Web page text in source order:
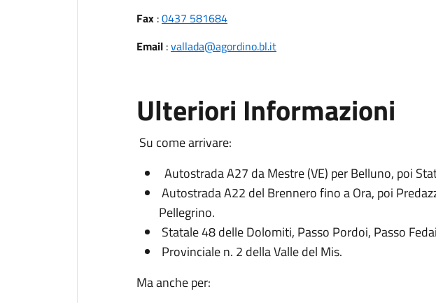
Fax:0437 581684
Email:vallada@agordino.bl.it
Ulteriori Informazioni
Su come arrivare:
Autostrada A27 da Mestre (VE) per Belluno, poi
Autostrada A22 del Brennero fino a Ora, poi
Pellegrino.
Statale 48 delle Dolomiti, Passo Pordoi, Passo
Provinciale n. 2 della Valle del Mis.
Ma anche per: